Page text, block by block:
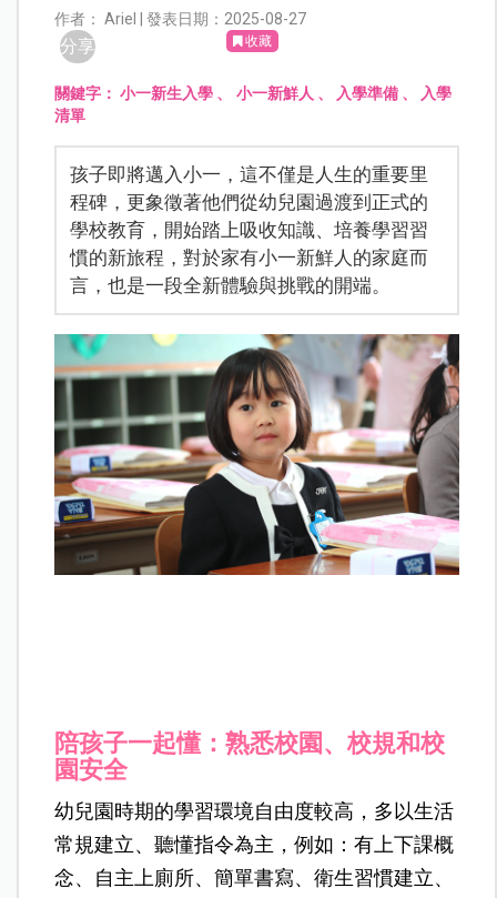
作者： Ariel | 發表日期：2025-08-27
分享 收藏
關鍵字：小一新生入學 、 小一新鮮人 、 入學準備、 入學
清單
孩子即將邁入小一，這不僅是人生的重要里
程碑，更象徵著他們從幼兒園過渡到正式的
學校教育，開始踏上吸收知識、培養學習習
慣的新旅程，對於家有小一新鮮人的家庭而
言，也是一段全新體驗與挑戰的開端。
陪孩子一起懂：熟悉校園、校規和校
園安全
幼兒園時期的學習環境自由度較高，多以生活
常規建立、聽懂指令為主，例如：有上下課概
念、自主上廁所、簡單書寫、衛生習慣建立、